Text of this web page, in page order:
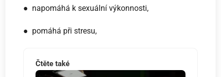
● napomáhá k sexuální výkonnosti,
● pomáhá při stresu,
Čtěte také